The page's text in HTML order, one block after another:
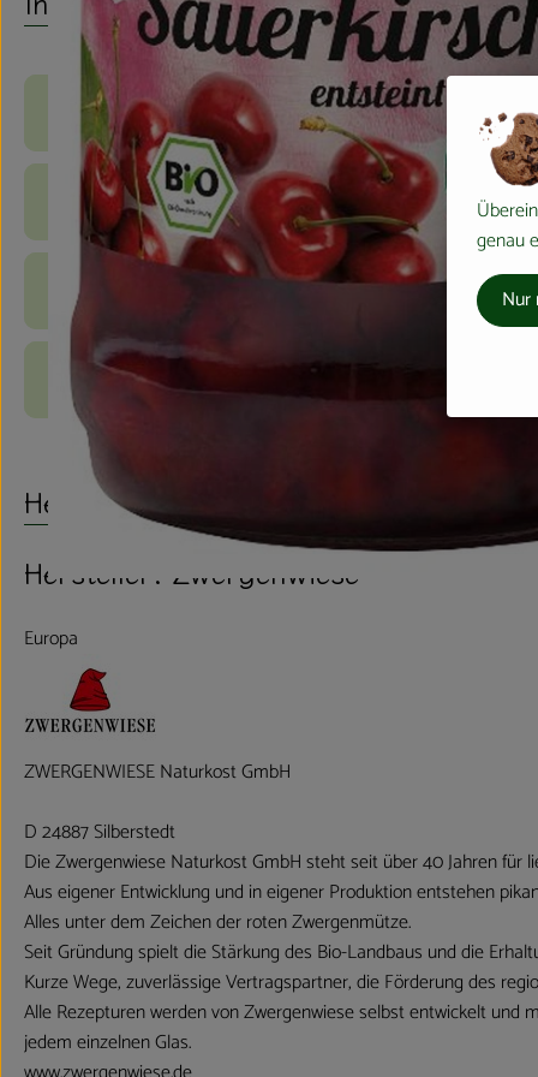
Produktinformationen
Zutaten
Nährwert-Info
Produktdatenblatt
Herkunft
Hersteller: Zwergenwiese
Europa
ZWERGENWIESE Naturkost GmbH
D 24887 Silberstedt
Die Zwergenwiese Naturkost GmbH steht seit über 40 Jahren
Aus eigener Entwicklung und in eigener Produktion entstehen
Alles unter dem Zeichen der roten Zwergenmütze.
Seit Gründung spielt die Stärkung des Bio-Landbaus und die
Kurze Wege, zuverlässige Vertragspartner, die Förderung des
Alle Rezepturen werden von Zwergenwiese selbst entwickelt
jedem einzelnen Glas.
genau
Nur